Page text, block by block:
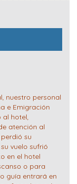
nuestro personal
e Emigración
al hotel,
atención al
su
vuelo sufrió
en el hotel
o para
guía entrará en